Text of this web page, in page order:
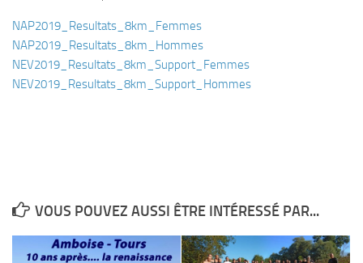
APNEE
Sorties 2021
NAP2019_Resultats_8km_Femmes
NAP2019_Resultats_8km_Hommes
NEV2019_Resultats_8km_Support_Femmes
NEV2019_Resultats_8km_Support_Hommes
VOUS POUVEZ AUSSI ÊTRE INTÉRESSÉ PAR...